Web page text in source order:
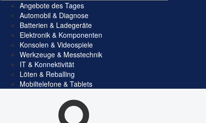
Angebote des Tages
Automobil & Diagnose
Batterien & Ladegeräte
Elektronik & Komponenten
Konsolen & Videospiele
Werkzeuge & Messtechnik
IT & Konnektivität
Löten & Reballing
Mobiltelefone & Tablets